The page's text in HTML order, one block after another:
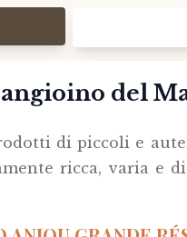
del
di piccoli e
ricca, varia e